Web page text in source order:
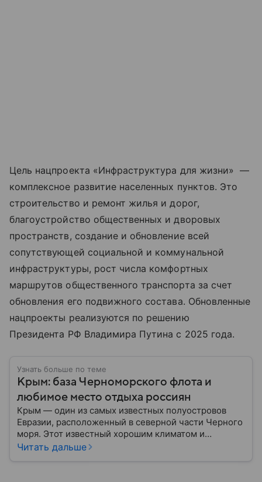
Цель нацпроекта «Инфраструктура для жизни» —
комплексное развитие населенных пунктов. Это
строительство и ремонт жилья и дорог,
благоустройство общественных и дворовых
пространств, создание и обновление всей
сопутствующей социальной и коммунальной
инфраструктуры, рост числа комфортных
маршрутов общественного транспорта за счет
обновления его подвижного состава. Обновленные
нацпроекты реализуются по решению
Президента РФ Владимира Путина с 2025 года.
Узнать больше по теме
Крым: база Черноморского флота и
любимое место отдыха россиян
Крым — один из самых известных полуостровов
Евразии, расположенный в северной части Черного
моря. Этот известный хорошим климатом и
красивой природой регион имеет также огромное
Читать дальше